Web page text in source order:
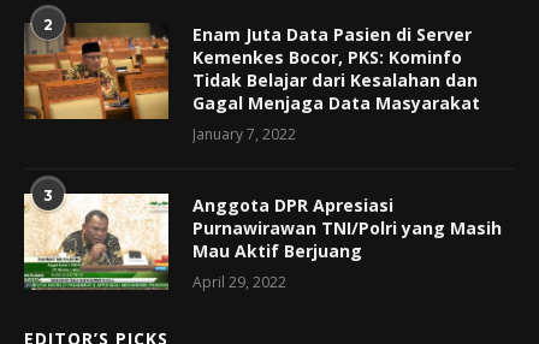
2
Enam Juta Data Pasien di Server
Kemenkes Bocor, PKS: Kominfo
Tidak Belajar dari Kesalahan dan
Gagal Menjaga Data Masyarakat
January 7, 2022
3
Anggota DPR Apresiasi
Purnawirawan TNI/Polri yang Masih
Mau Aktif Berjuang
April 29, 2022
EDITOR’S PICKS